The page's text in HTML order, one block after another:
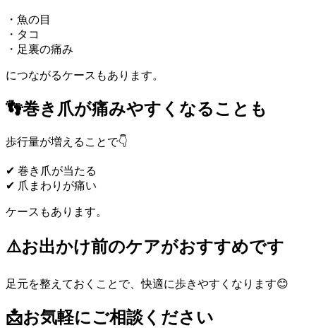
・魚の目
・タコ
・足裏の痛み
につながるケースもあります。
👣巻き爪が痛みやすくなることも
歩行量が増えることで👇
✔ 巻き爪が当たる
✔ 爪まわりが痛い
ケースもあります。
⚠️お出かけ前のケアがおすすめです
足元を整えておくことで、快適に歩きやすくなります😊
📩お気軽にご相談ください